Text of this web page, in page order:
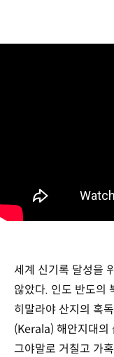
세계 신기록 달성을
않았다. 인도 반도의
히말라야 산지의 혹
(Kerala) 해안지대의
그야말로 거칠고 가